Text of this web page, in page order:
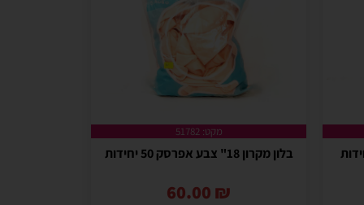
מקט: 51782
בלון מקרון 18" צבע אפרסק 50 יחידות
60.00 ₪